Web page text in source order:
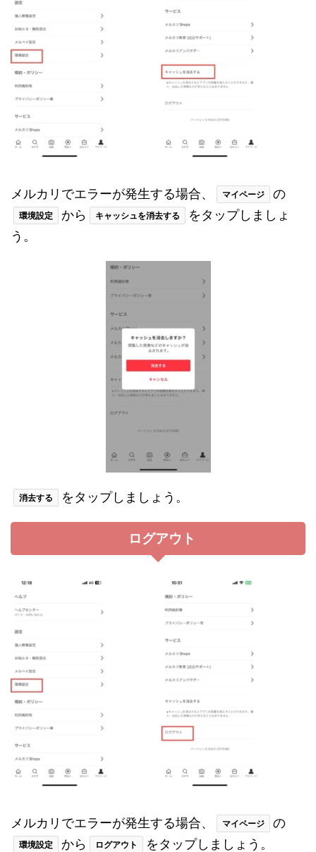
メルカリでエラーが発生する場合、 マイページ の
環境設定 から キャッシュを消去する
をタップしましょ
う。
消去する をタップしましょう。
ログアウト
メルカリでエラーが発生する場合、 マイページ の
環境設定 から ログアウト をタップしましょう。